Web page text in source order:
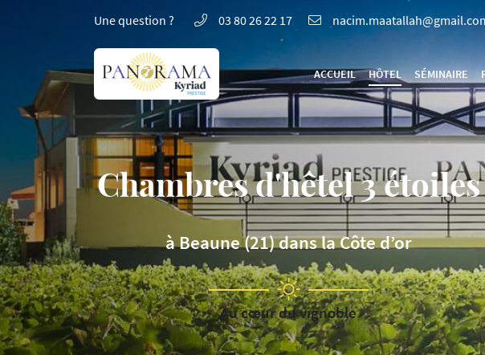
Une question ? 03 80 26 22 17
ACCUEIL HÔTEL SÉMINAIRE
21200 Beaune
03 80 26 22 17
 Adresse email de réception
Chambres d'hêtel 3 étoiles
à Beaune (21) dans la Côte d’or
Au cœur du vignoble